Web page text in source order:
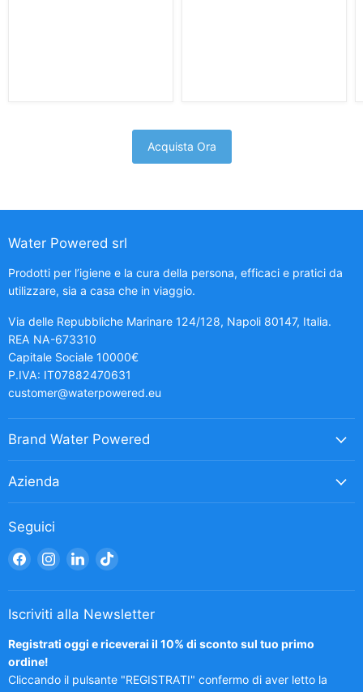
Acquista Ora
Water Powered srl
Prodotti per l’igiene e la cura della persona, efficaci e pratici da
utilizzare, sia a casa che in viaggio.
Via delle Repubbliche Marinare 124/128, Napoli 80147, Italia.
REA NA-673310
Capitale Sociale 10000€
P.IVA: IT07882470631
customer@waterpowered.eu
Brand Water Powered
Azienda
Seguici
Trovaci
Facebook
Trovaci
Instagram
Trovaci
LinkedIn
Trovaci
TikTok
Iscriviti alla Newsletter
Registrati oggi e riceverai il 10% di sconto sul tuo primo
ordine!
Cliccando il pulsante "REGISTRATI" confermo di aver letto la